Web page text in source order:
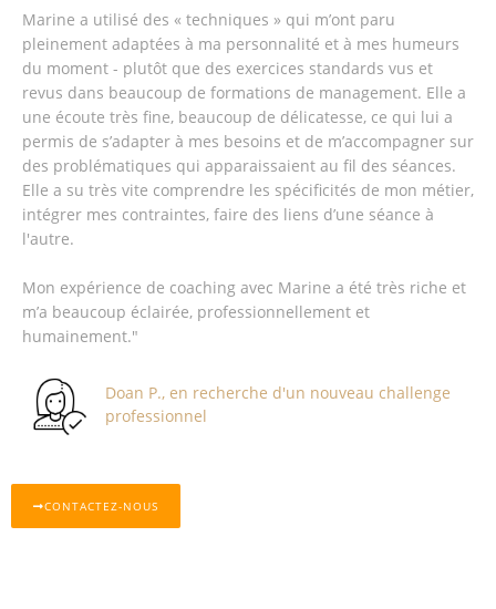
Marine a utilisé des « techniques » qui m’ont paru
pleinement adaptées à ma personnalité et à mes humeurs
du moment - plutôt que des exercices standards vus et
revus dans beaucoup de formations de management. Elle a
une écoute très fine, beaucoup de délicatesse, ce qui lui a
permis de s’adapter à mes besoins et de m’accompagner sur
des problématiques qui apparaissaient au fil des séances.
Elle a su très vite comprendre les spécificités de mon métier,
intégrer mes contraintes, faire des liens d’une séance à
l'autre.
Mon expérience de coaching avec Marine a été très riche et
m’a beaucoup éclairée, professionnellement et
humainement."
Doan P., en recherche d'un nouveau challenge
professionnel
CONTACTEZ-NOUS